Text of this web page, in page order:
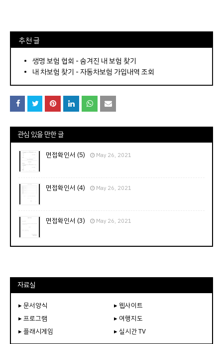
⠀추천 글
⠀­­­­­­­­؜؜؜؜­­­­­­­­؜؜؜؜• 생명 보험 협회 - 숨겨진 내 보험 찾기
내 차보험 찾기 - 자동차보험 가입내역 조회
관심 있을 만한 글
면접확인서 (5) May 26, 2021
면접확인서 (4) May 26, 2021
면접확인서 (3) May 26, 2021
자료실
▸ 문서양식
▸ 웹사이트
▸ 프로그램
▸ 여행지도
▸ 플래시게임
▸ 실시간 TV